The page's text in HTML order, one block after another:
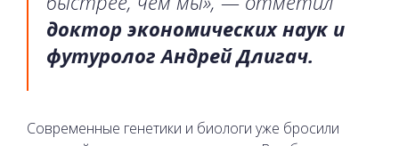
доктор экономических наук и
футуролог Андрей Длигач.
Современные генетики и биологи уже бросили